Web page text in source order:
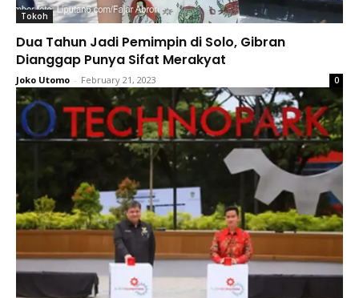
Tokoh
Dua Tahun Jadi Pemimpin di Solo, Gibran
Dianggap Punya Sifat Merakyat
Joko Utomo - February 21, 2023 0